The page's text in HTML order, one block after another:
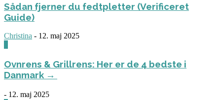
Sådan fjerner du fedtpletter (Verificeret
Guide)
Christina - 12. maj 2025
Ovnrens & Grillrens: Her er de 4 bedste i
Danmark →
- 12. maj 2025